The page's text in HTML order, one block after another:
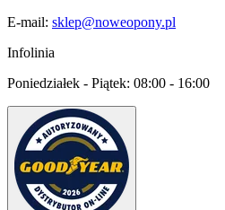
E-mail: sklep@noweopony.pl
Infolinia
Poniedziałek - Piątek: 08:00 - 16:00